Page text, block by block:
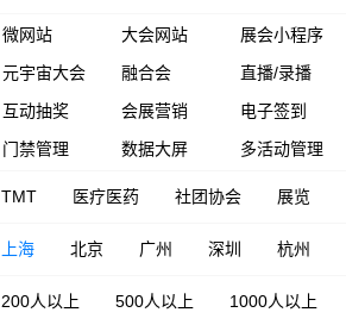
微网站 大会网站
展会小程序
元宇宙大会
融合会
直播/录播
互动抽奖
会展营销
电子签到
门禁管理
数据大屏 多活动管理
TMT 医疗医药 社团协会 展览
上海 北京 广州 深圳 杭州
200人以上 500人以上 1000人以上